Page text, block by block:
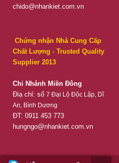
chido@nhankiet.com.vn
Chứng nhận Nhà Cung Cấp
Chất Lượng - Trusted Quality
Supplier 2013
Chi Nhánh Miền Đông
Điạ chỉ: số 7 Đại Lộ Độc Lập, Dĩ
An, Bình Dương
ĐT: 0911 453 773
hungngo@nhankiet.com.vn